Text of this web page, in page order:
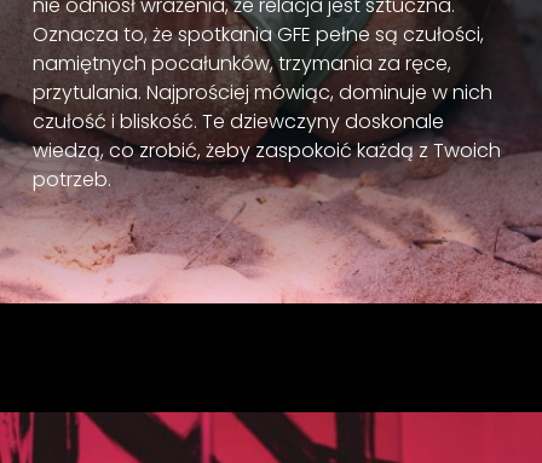
Oznacza to, że spotkania GFE pełne są czułości,
namiętnych pocałunków, trzymania za ręce,
przytulania. Najprościej mówiąc, dominuje w nich
czułość i bliskość. Te dziewczyny doskonale
wiedzą, co zrobić, żeby zaspokoić każdą z Twoich
potrzeb.